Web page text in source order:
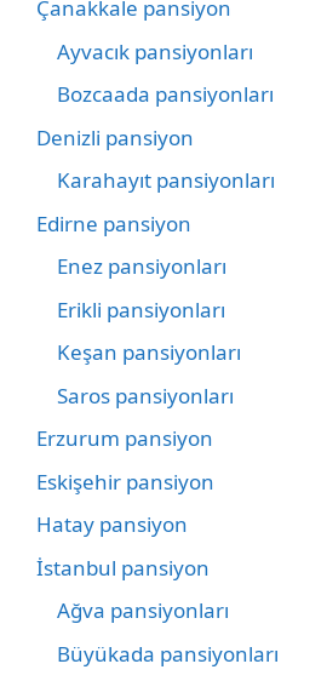
Çanakkale pansiyon
Ayvacık pansiyonları
Bozcaada pansiyonları
Denizli pansiyon
Karahayıt pansiyonları
Edirne pansiyon
Enez pansiyonları
Erikli pansiyonları
Keşan pansiyonları
Saros pansiyonları
Erzurum pansiyon
Eskişehir pansiyon
Hatay pansiyon
İstanbul pansiyon
Ağva pansiyonları
Büyükada pansiyonları